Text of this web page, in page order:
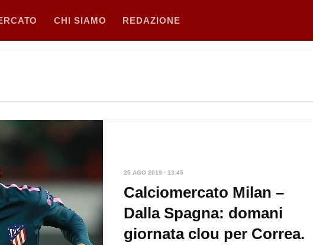
CHI SIAMO REDAZIONE
25 AGO 2019 · 13:45
Calciomercato Milan –
Dalla Spagna: domani
giornata clou per Correa.